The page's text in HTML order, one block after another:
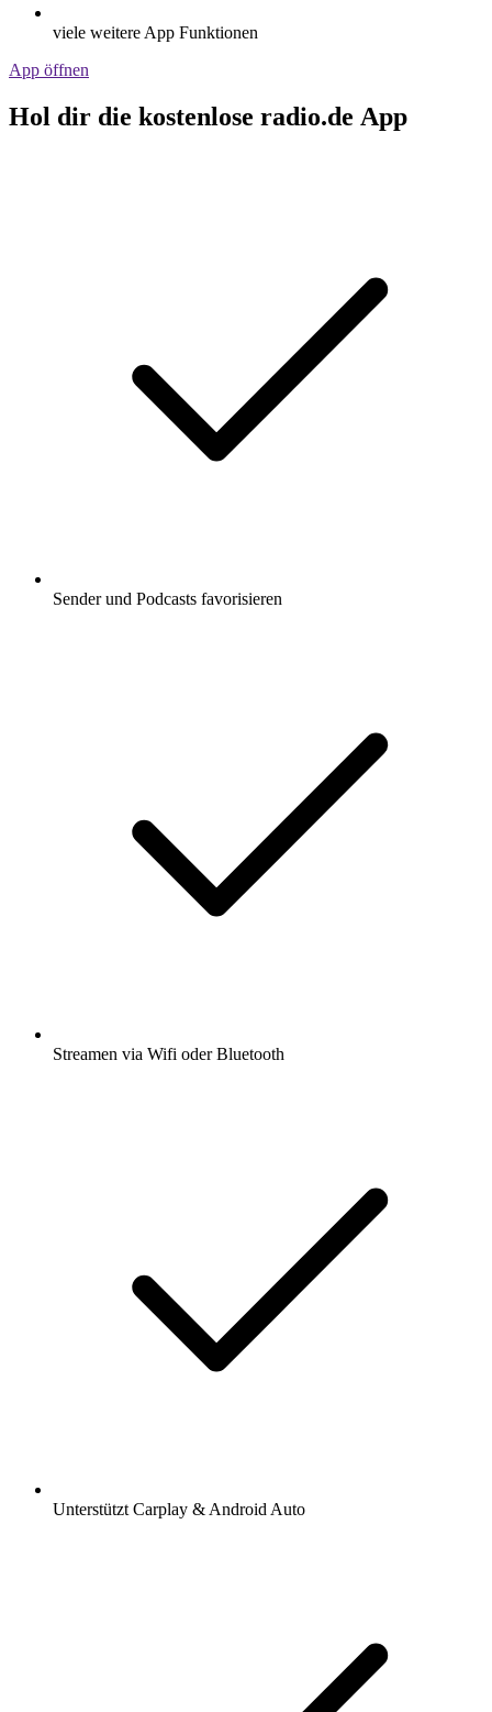
viele weitere App Funktionen
App öffnen
Hol dir die kostenlose radio.de App
Sender und Podcasts favorisieren
Streamen via Wifi oder Bluetooth
Unterstützt Carplay & Android Auto